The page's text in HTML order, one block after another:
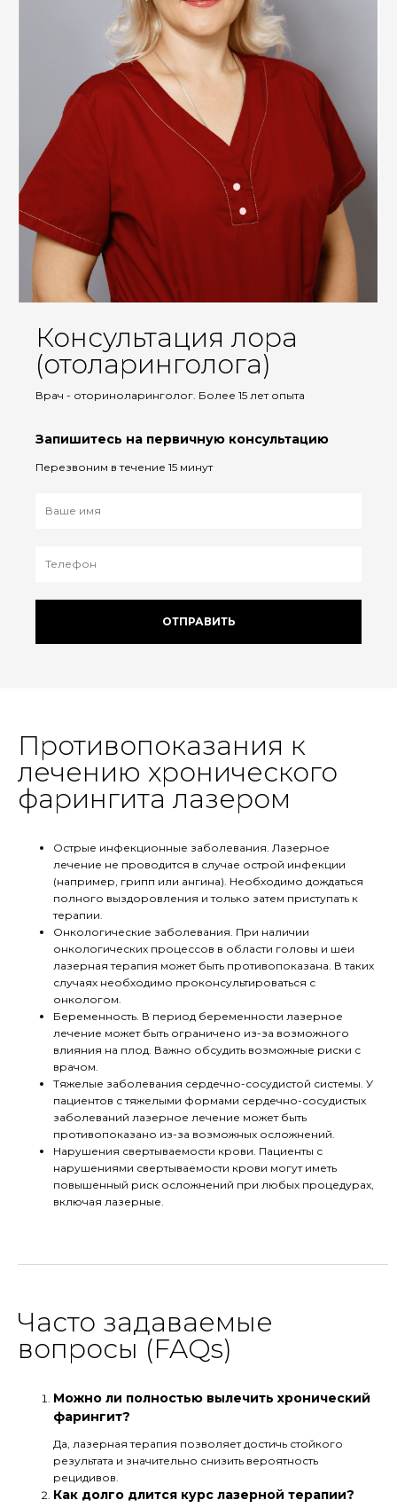
Консультация лора
(отоларинголога)
Врач - оториноларинголог. Более 15 лет опыта
Запишитесь на первичную консультацию
Перезвоним в течение 15 минут
ОТПРАВИТЬ
Противопоказания к
лечению хронического
фарингита лазером
Острые инфекционные заболевания. Лазерное
лечение не проводится в случае острой инфекции
(например, грипп или ангина). Необходимо дождаться
полного выздоровления и только затем приступать к
терапии.
Онкологические заболевания. При наличии
онкологических процессов в области головы и шеи
лазерная терапия может быть противопоказана. В таких
случаях необходимо проконсультироваться с
онкологом.
Беременность. В период беременности лазерное
лечение может быть ограничено из-за возможного
влияния на плод. Важно обсудить возможные риски с
врачом.
Тяжелые заболевания сердечно-сосудистой системы. У
пациентов с тяжелыми формами сердечно-сосудистых
заболеваний лазерное лечение может быть
противопоказано из-за возможных осложнений.
Нарушения свертываемости крови. Пациенты с
нарушениями свертываемости крови могут иметь
повышенный риск осложнений при любых процедурах,
включая лазерные.
Часто задаваемые
вопросы (FAQs)
Можно ли полностью вылечить хронический
фарингит?
Да, лазерная терапия позволяет достичь стойкого
результата и значительно снизить вероятность
рецидивов.
Как долго длится курс лазерной терапии?